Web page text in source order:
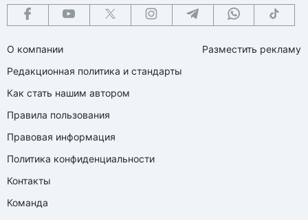
О компании
Редакционная политика и стандарты
Как стать нашим автором
Правила пользования
Правовая информация
Политика конфиденциальности
Контакты
Команда
Разместить рекламу